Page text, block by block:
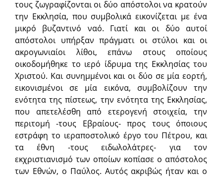
τους ζωγραφίζονται οι δύο απόστολοι να κρατούν
την Εκκλησία, που συμβολικά εικονίζεται με ένα
μικρό βυζαντινό ναό. Γιατί και οι δύο αυτοί
απόστολοι υπήρξαν πράγματι οι στύλοι και οι
ακρογωνιαίοι λίθοι, επάνω στους οποίους
οικοδομήθηκε το ιερό ίδρυμα της Εκκλησίας του
Χριστού. Και συνημμένοι και οι δύο σε μία εορτή,
εικονισμένοι σε μία εικόνα, συμβολίζουν την
ενότητα της πίστεως, την ενότητα της Εκκλησίας,
που απετελέσθη από ετερογενή στοιχεία, την
περιτομή -τους Εβραίους- προς τους όποιους
εστράφη το ιεραποστολικό έργο του Πέτρου, και
τα έθνη -τους ειδωλολάτρες- για τον
εκχριστιανισμό των οποίων κοπίασε ο απόστολος
των Εθνών, ο Παύλος. Αυτός ακριβώς ήταν και ο